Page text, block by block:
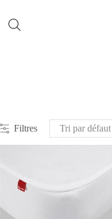
Filtres